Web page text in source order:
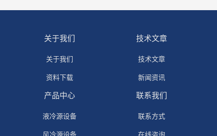
关于我们
关于我们
资料下载
技术文章
技术文章
新闻资讯
产品中心
液冷源设备
联系我们
联系方式